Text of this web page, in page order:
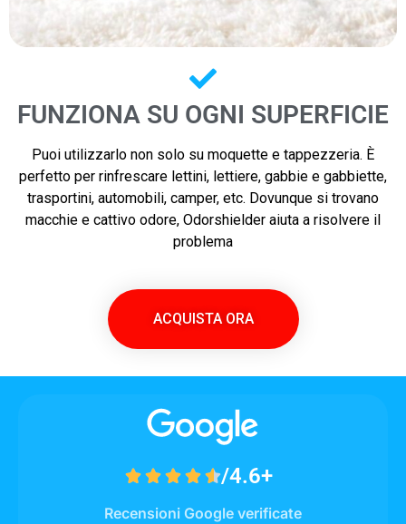
FUNZIONA SU OGNI SUPERFICIE
Puoi utilizzarlo non solo su moquette e tappezzeria. È
perfetto per rinfrescare lettini, lettiere, gabbie e gabbiette,
trasportini, automobili, camper, etc. Dovunque si trovano
macchie e cattivo odore, Odorshielder aiuta a risolvere il
problema
ACQUISTA ORA
/4.6+
    
Recensioni Google verificate